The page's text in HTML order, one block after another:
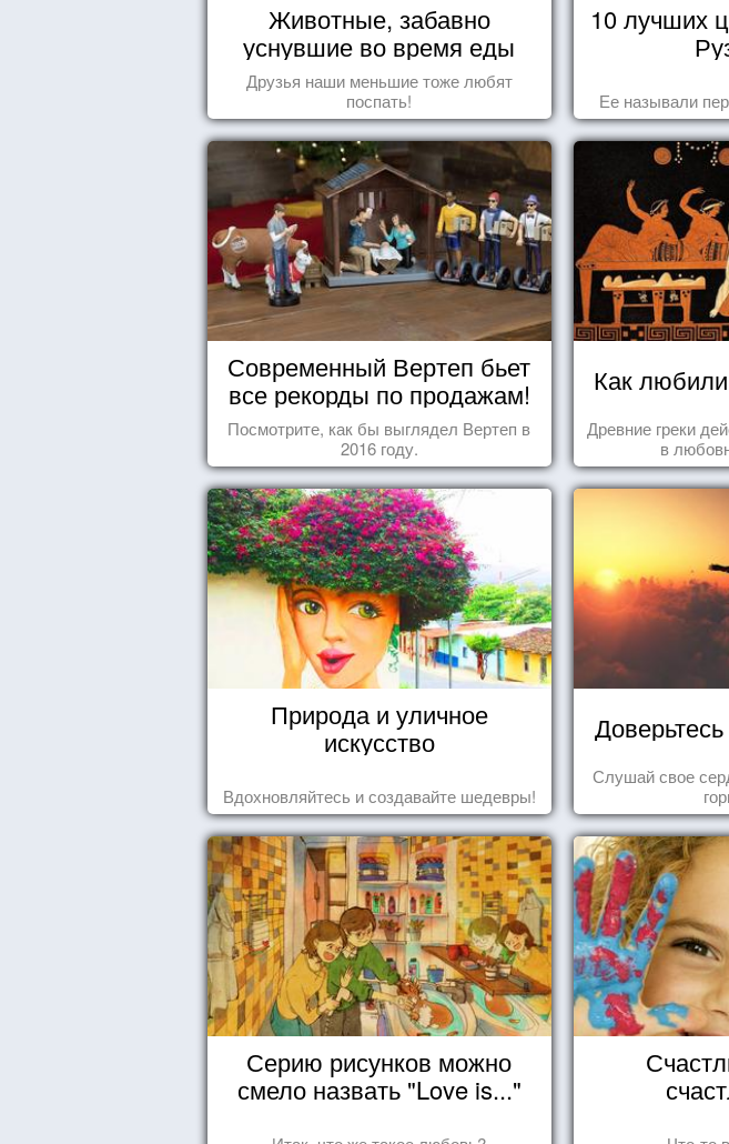
Животные, забавно
уснувшие во время еды
Друзья наши меньшие тоже любят
поспать!
10 лучших
Ее называли
Современный Вертеп бьет
все рекорды по продажам!
Посмотрите, как бы выглядел Вертеп в
2016 году.
Как
Древние греки
в
Природа и уличное
искусство
Вдохновляйтесь и создавайте шедевры!
Слушай свое
Серию рисунков можно
смело назвать "Love is..."